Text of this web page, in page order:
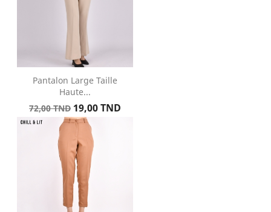
Pantalon Large Taille
Haute...
Prix
de
72,00 TND Prix
19,00 TND